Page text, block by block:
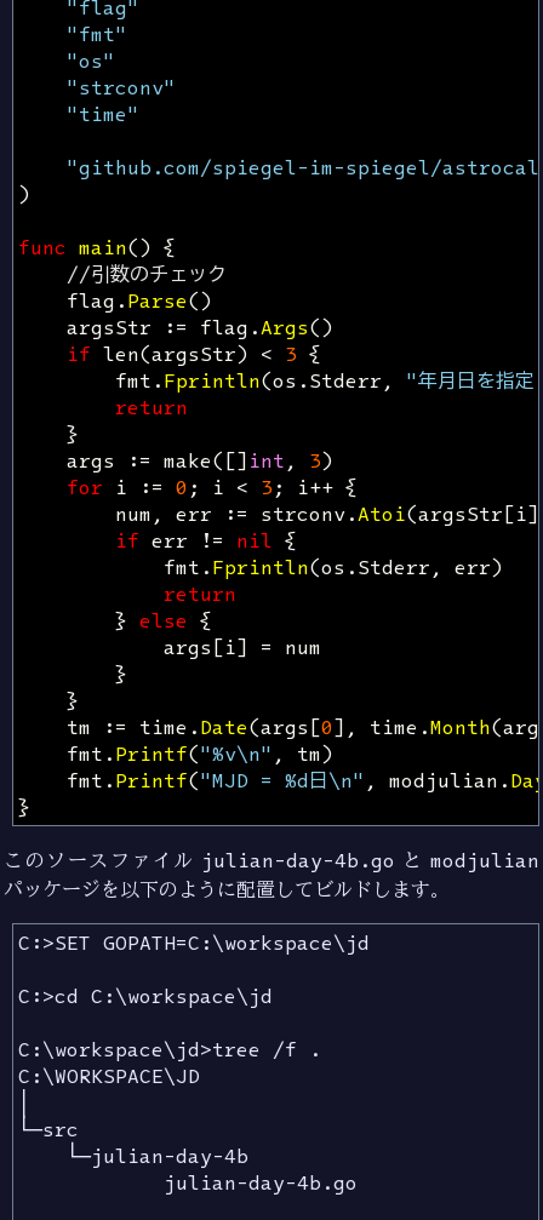
"flag"
"fmt"
"os"
"strconv"
"time"
"github.com/spiegel-im-spiegel/
)
func main() {
//引数のチェック
flag .Parse()
argsStr
:= flag .Args()
if len(argsStr) < 3 {
fmt .Fprintln(os .Stderr ,
"年月日を指定
return
}
args
:= make([]int , 3)
for i := 0 ; i < 3 ; i++ {
num , err := strconv.Atoi(argsStr[i
if err != nil {
fmt .Fprintln(os .Stderr , err)
return
} else {
args[i] = num
}
}
tm
:= time .Date(args[0], time .Month(
fmt .Printf("%v\n" , tm)
fmt .Printf("MJD = %d日\n" , modjulian .
}
このソースファイル julian-day-4b.go と modjulian
パッケージを以下のように配置してビルドします。
C:>SET GOPATH=C:\workspace\jd
C:>cd C:\workspace\jd
C:\workspace\jd>tree /f .
C:\WORKSPACE\JD
└─src
    └─julian-day-4b
            julian-day-4b.go